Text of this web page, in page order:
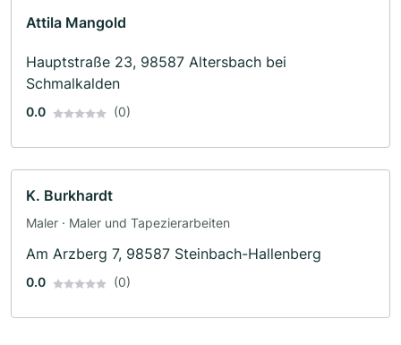
Attila Mangold
Hauptstraße 23, 98587 Altersbach bei
Schmalkalden
0.0 (0)
K. Burkhardt
Maler · Maler und Tapezierarbeiten
Am Arzberg 7, 98587 Steinbach-Hallenberg
0.0 (0)